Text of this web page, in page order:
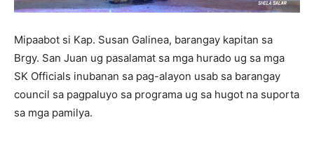
Mipaabot si Kap. Susan Galinea, barangay kapitan sa
Brgy. San Juan ug pasalamat sa mga hurado ug sa mga
SK Officials inubanan sa pag-alayon usab sa barangay
council sa pagpaluyo sa programa ug sa hugot na suporta
sa mga pamilya.